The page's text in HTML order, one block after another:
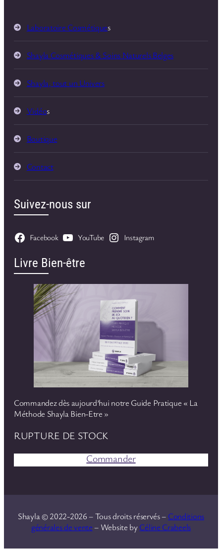
Laboratoire Cosmétiques
Shayla Cosmétiques & Soins Naturels Belges
Shayla, tout un Univers
Vidéos
Boutique
Contact
Suivez-nous sur
Facebook YouTube Instagram
Livre Bien-être
Commandez dès aujourd’hui notre Guide Pratique « La
Méthode Shayla Bien-Etre »
RUPTURE DE STOCK
Commander
Shayla © 2022-2026 – Tous droits réservés – Conditions
générales de vente – Website byCéline Crabeels